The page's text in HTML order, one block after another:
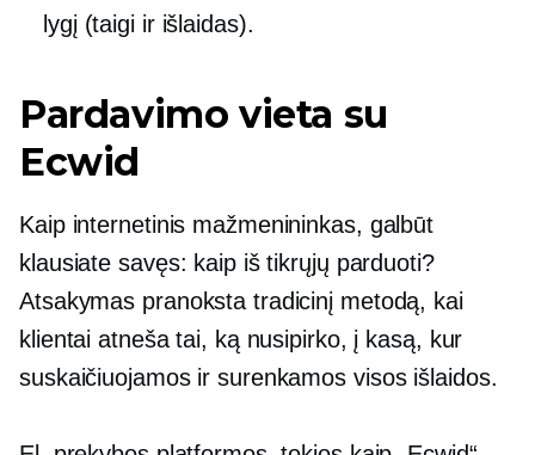
lygį (taigi ir išlaidas).
Pardavimo vieta su
Ecwid
Kaip internetinis mažmenininkas, galbūt
klausiate savęs: kaip iš tikrųjų parduoti?
Atsakymas pranoksta tradicinį metodą, kai
klientai atneša tai, ką nusipirko, į kasą, kur
suskaičiuojamos ir surenkamos visos išlaidos.